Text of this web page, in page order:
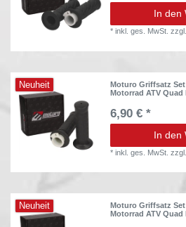
In den
*inkl. ges. MwSt.
Neuheit
Moturo Griffsatz
Motorrad ATV Quad
6,90 € *
In den
*inkl. ges. MwSt.
Neuheit
Moturo Griffsatz
Motorrad ATV Quad